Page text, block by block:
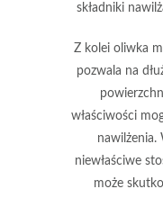
składniki
Z kolei oliwka
pozwala na
właściwości
nawilżenia.
niewłaściwe
może